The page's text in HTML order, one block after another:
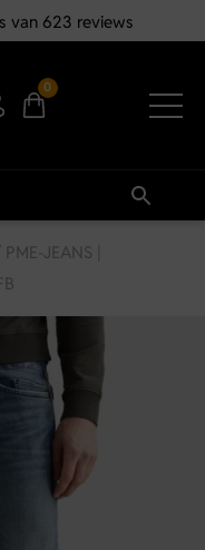
van 623 reviews
0
PME-JEANS |